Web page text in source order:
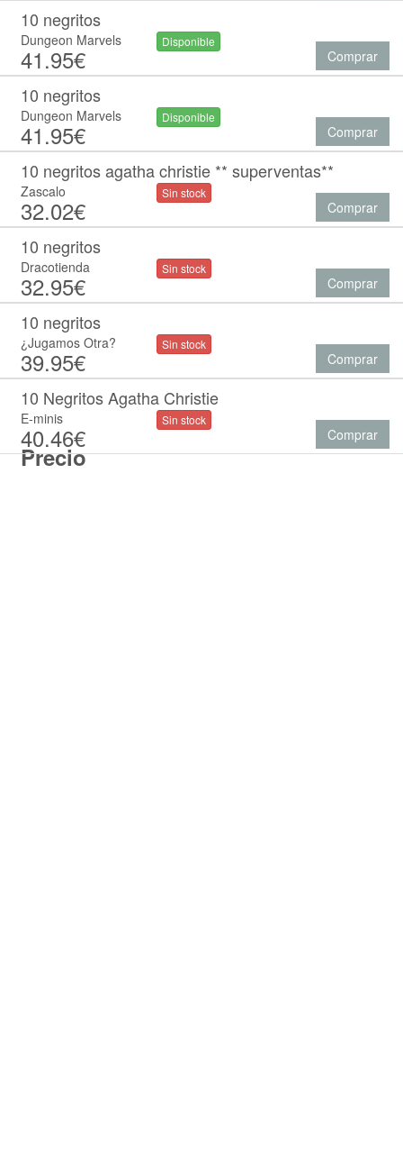
Precio
10 negritos
Dungeon Marvels
41.95€
Disponible
Comprar
10 negritos
Dungeon Marvels
41.95€
Disponible
Comprar
10 negritos agatha christie ** superventas**
Zascalo
32.02€
Sin stock
Comprar
10 negritos
Dracotienda
32.95€
Sin stock
Comprar
10 negritos
¿Jugamos Otra?
39.95€
Sin stock
Comprar
10 Negritos Agatha Christie
E-minis
40.46€
Sin stock
Comprar